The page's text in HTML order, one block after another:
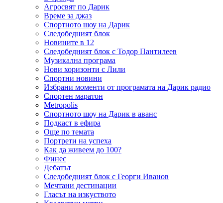
Агросвят по Дарик
Време за джаз
Спортното шоу на Дарик
Следобедният блок
Новините в 12
Следобедният блок с Тодор Пантилеев
Музикална програма
Нови хоризонти с Лили
Спортни новини
Избрани моменти от програмата на Дарик радио
Спортен маратон
Metropolis
Спортното шоу на Дарик в аванс
Подкаст в ефира
Още по темата
Портрети на успеха
Как да живеем до 100?
Финес
Дебатът
Следобедният блок с Георги Иванов
Мечтани дестинации
Гласът на изкуството